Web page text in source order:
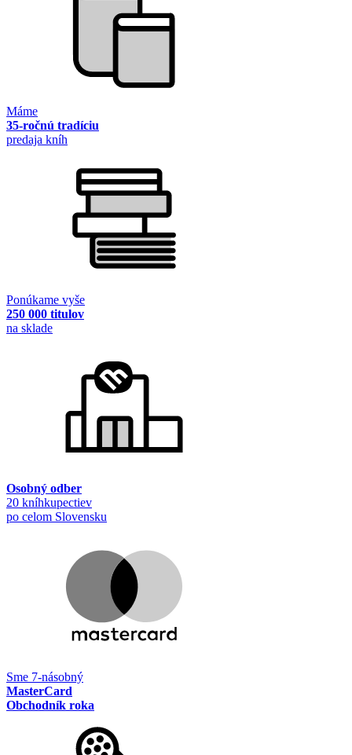
Máme
35-ročnú tradíciu
predaja kníh
Ponúkame vyše
250 000 titulov
na sklade
Osobný odber
20 kníhkupectiev
po celom Slovensku
Sme 7-násobný
MasterCard
Obchodník roka